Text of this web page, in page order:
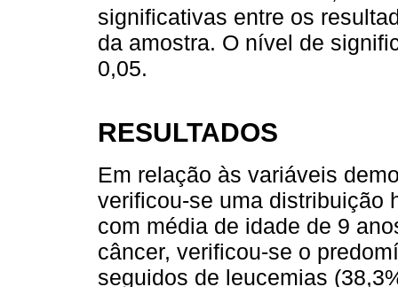
significativas entre os
da amostra. O nível de
0,05.
RESULTADOS
Em relação às variáveis
verificou-se uma distribuição
com média de idade de 9
câncer, verificou-se o
seguidos de leucemias